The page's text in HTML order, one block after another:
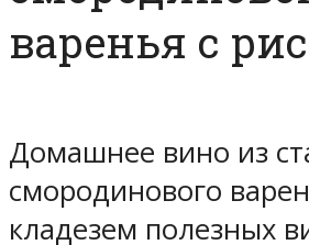
варенья с
Домашнее вино из
смородинового
кладезем полезных